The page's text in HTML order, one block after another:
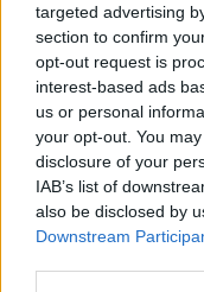
targeted advertising
section to confirm
opt-out request is
interest-based ads
us or personal
your opt-out. You
disclosure of your
IAB’s list of
also be disclosed by
Downstream
Διανομή:
Κατερίνα Μπιλάλη
Κωνσταντίνος
Νικητές